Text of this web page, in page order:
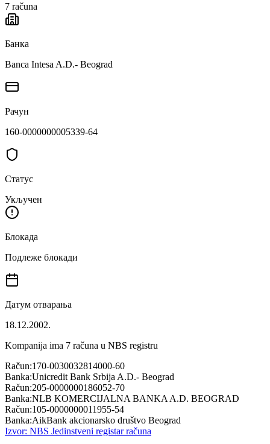
7 računa
Банка
Banca Intesa A.D.- Beograd
Рачун
160-0000000005339-64
Статус
Укључен
Блокада
Подлеже блокади
Датум отварања
18.12.2002.
Kompanija ima 7 računa u NBS registru
Račun:170-0030032814000-60
Banka:Unicredit Bank Srbija A.D.- Beograd
Račun:205-0000000186052-70
Banka:NLB KOMERCIJALNA BANKA A.D. BEOGRAD
Račun:105-0000000011955-54
Banka:AikBank akcionarsko društvo Beograd
Izvor: NBS Jedinstveni registar računa